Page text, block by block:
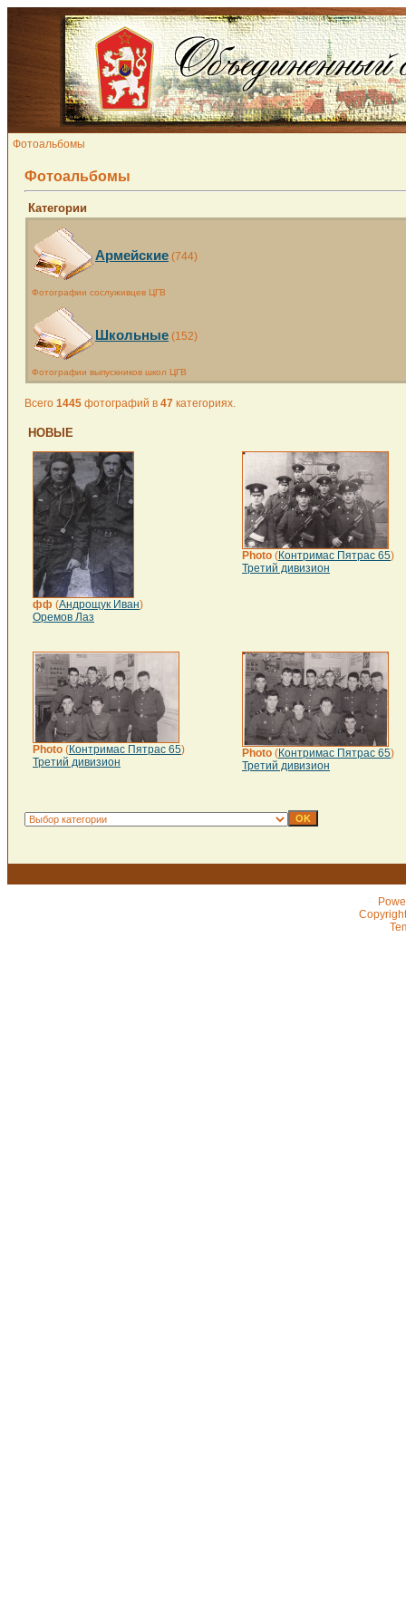
Фотоальбомы
Фотоальбомы
Категории
Армейские (744)
Фотографии сослуживцев ЦГВ
Школьные (152)
Фотографии выпускников школ ЦГВ
Всего 1445 фотографий в 47 категориях.
НОВЫЕ
фф (Андрощук Иван)
Оремов Лаз
Photo (Контримас Пятрас 65)
Третий дивизион
Photo (Контримас Пятрас 65)
Третий дивизион
Photo (Контримас Пятрас 65)
Третий дивизион